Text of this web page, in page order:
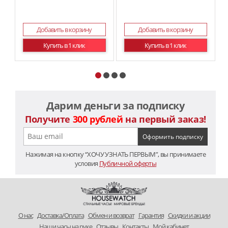
Добавить в корзину
Купить в 1 клик
Добавить в корзину
Купить в 1 клик
Дарим деньги за подписку
Получите 300 рублей на первый заказ!
Нажимая на кнопку “ХОЧУ УЗНАТЬ ПЕРВЫМ”, вы принимаете
условия Публичной оферты
O нас Доставка/Оплата Обмен и возврат Гарантия Скидки и акции